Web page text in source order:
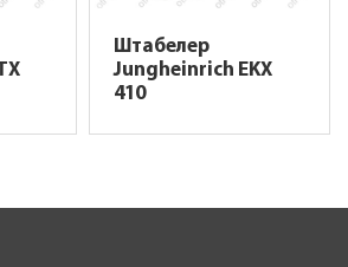
Штабелер
Jungheinrich EKX
410